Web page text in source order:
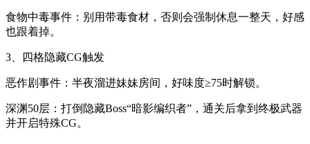
食物中毒事件：别用带毒食材，否则会强制休息一整天，好感
也跟着掉。
3、四格隐藏CG触发
恶作剧事件：半夜溜进妹妹房间，好味度≥75时解锁。
深渊50层：打倒隐藏Boss“暗影编织者”，通关后拿到终极武器
并开启特殊CG。